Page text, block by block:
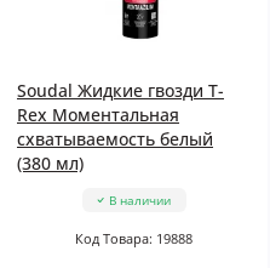
Soudal Жидкие гвозди T-
Rex Моментальная
схватываемость белый
(380 мл)
В наличии
Код Товара: 19888